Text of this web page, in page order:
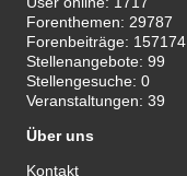
Forenthemen: 29787
Forenbeiträge: 157174
Stellenangebote:99
Stellengesuche:0
Veranstaltungen:39
Über uns
Kontakt